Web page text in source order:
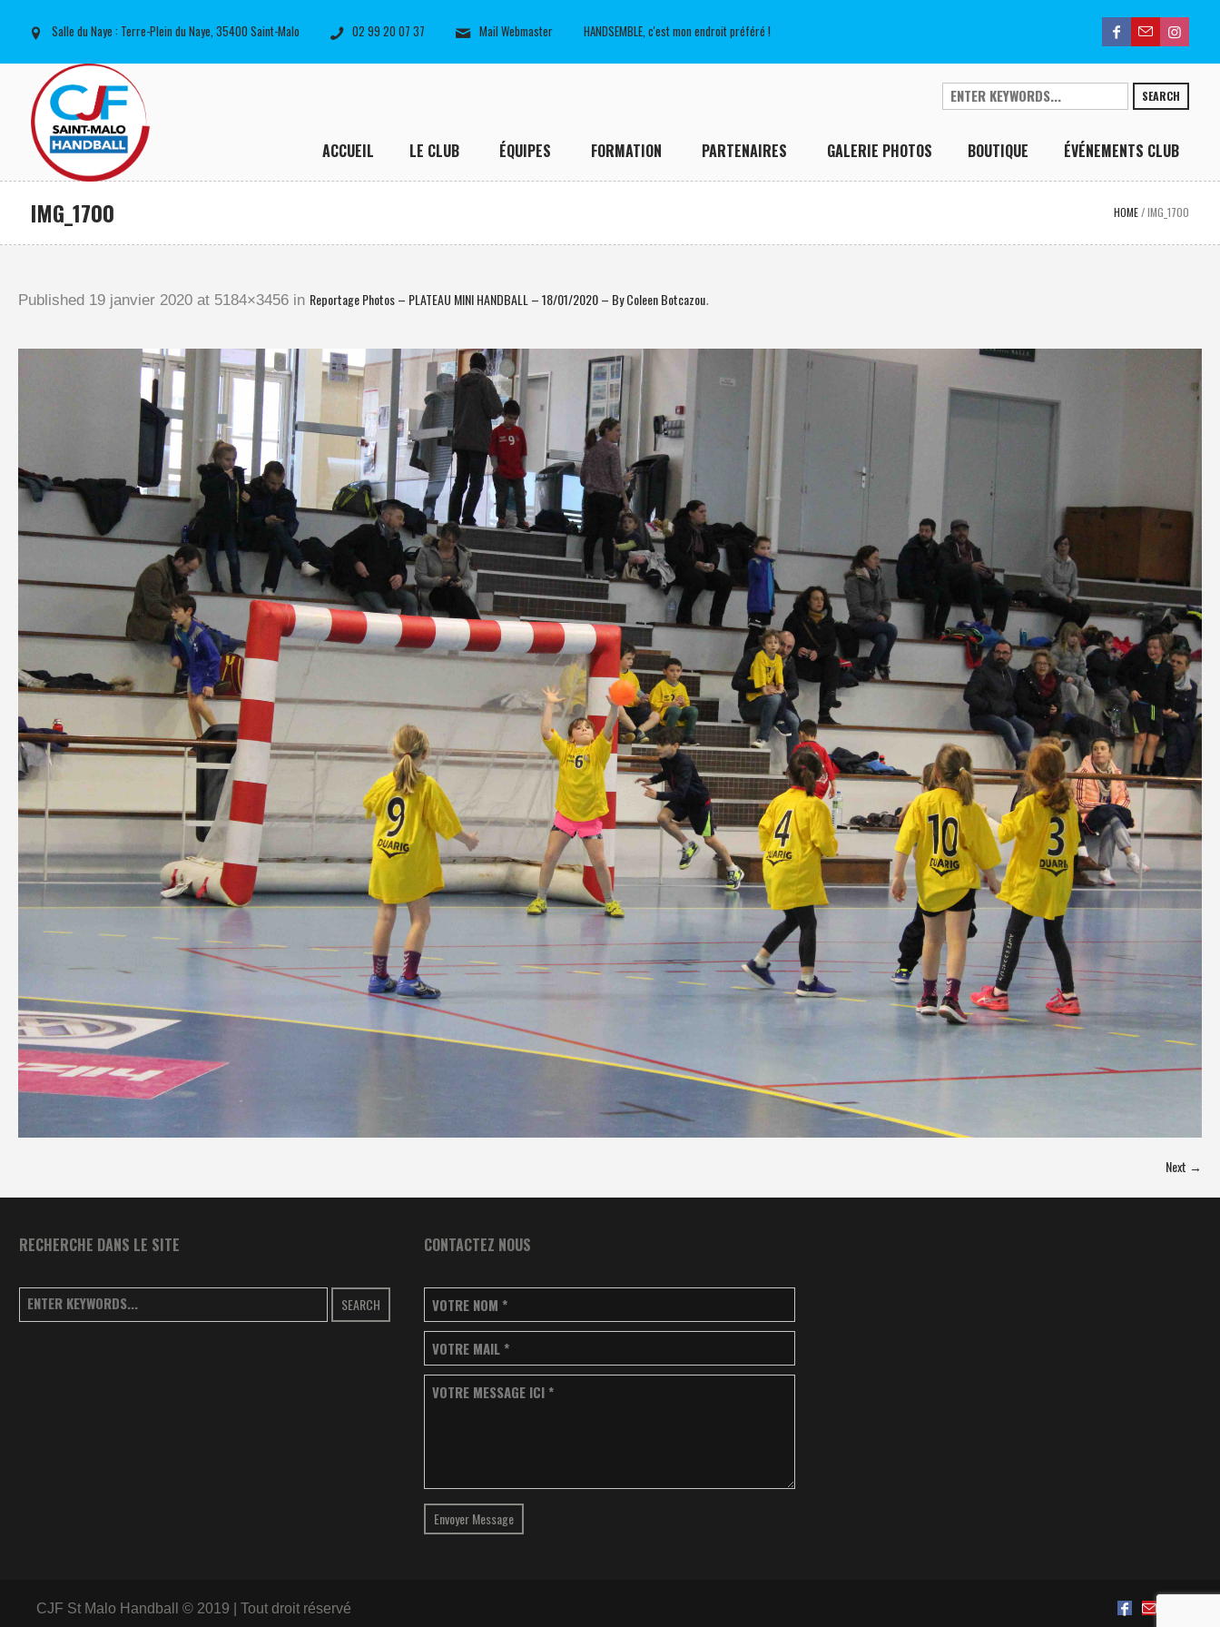
Salle du Naye : Terre-Plein du Naye, 35400 Saint-Malo 02 99 20 07 37 Mail Webmaster HANDSEMBLE, c'est mon endroit préféré !
SEARCH
ACCUEIL LE CLUB ÉQUIPES FORMATION PARTENAIRES GALERIE PHOTOS BOUTIQUE ÉVÉNEMENTS CLUB
IMG_1700 HOME /IMG_1700
Published 19 janvier 2020 at 5184×3456 in Reportage Photos – PLATEAU MINI HANDBALL – 18/01/2020 – By Coleen Botcazou.
Next →
RECHERCHE DANS LE SITE
SEARCH
CONTACTEZ NOUS
VOTRE NOM *
VOTRE MAIL *
VOTRE MESSAGE ICI *
Envoyer Message
CJF St Malo Handball © 2019 | Tout droit réservé